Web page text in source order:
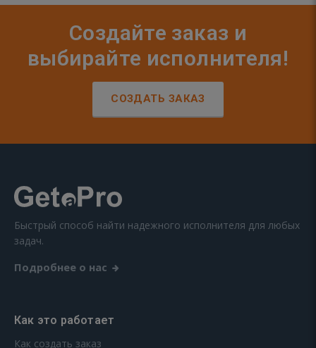
Создайте заказ и
выбирайте исполнителя!
СОЗДАТЬ ЗАКАЗ
Быстрый способ найти надежного исполнителя для любых
задач.
Подробнее о нас
Как это работает
Как создать заказ